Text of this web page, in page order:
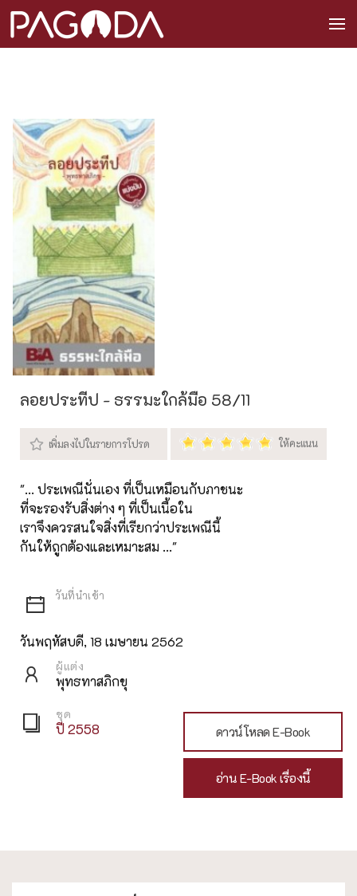
ลอยประทีป - ธรรมะใกล้มือ 58/11
"... ประเพณีนั่นเอง ที่เป็นเหมือนกับภาชนะ
ที่จะรองรับสิ่งต่าง ๆ ที่เป็นเนื้อใน
เราจึงควรสนใจสิ่งที่เรียกว่าประเพณีนี้
กันให้ถูกต้องและเหมาะสม ..."
วันพฤหัสบดี, 18 เมษายน 2562
ผู้แต่ง
พุทธทาสภิกขุ
ชุด
ปี 2558 ดาวน์โหลด E-Book
อ่าน E-Book เรื่องนี้